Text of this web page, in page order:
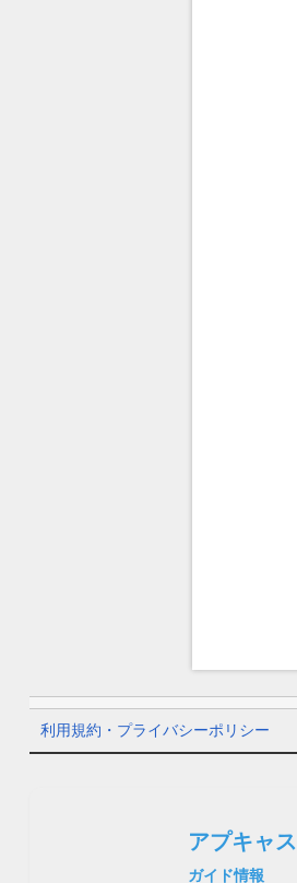
利用規約・プライバシーポリシー
アプキャス
ガイド情報